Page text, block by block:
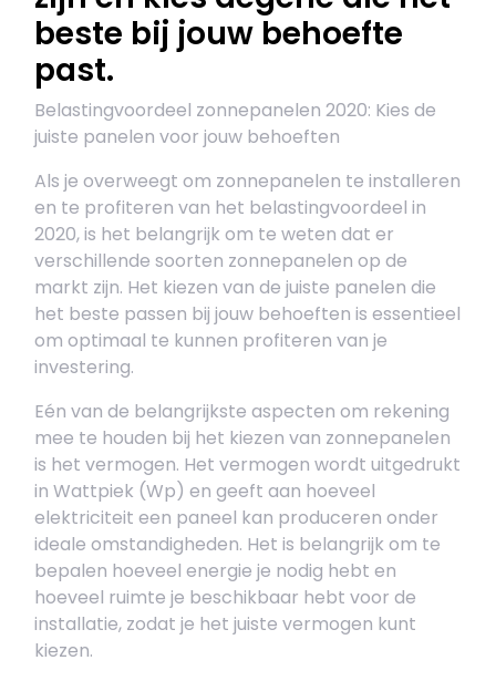
beste bij jouw behoefte
past.
Belastingvoordeel zonnepanelen 2020: Kies de
juiste panelen voor jouw behoeften
Als je overweegt om zonnepanelen te installeren
en te profiteren van het belastingvoordeel in
2020, is het belangrijk om te weten dat er
verschillende soorten zonnepanelen op de
markt zijn. Het kiezen van de juiste panelen die
het beste passen bij jouw behoeften is essentieel
om optimaal te kunnen profiteren van je
investering.
Eén van de belangrijkste aspecten om rekening
mee te houden bij het kiezen van zonnepanelen
is het vermogen. Het vermogen wordt uitgedrukt
in Wattpiek (Wp) en geeft aan hoeveel
elektriciteit een paneel kan produceren onder
ideale omstandigheden. Het is belangrijk om te
bepalen hoeveel energie je nodig hebt en
hoeveel ruimte je beschikbaar hebt voor de
installatie, zodat je het juiste vermogen kunt
kiezen.